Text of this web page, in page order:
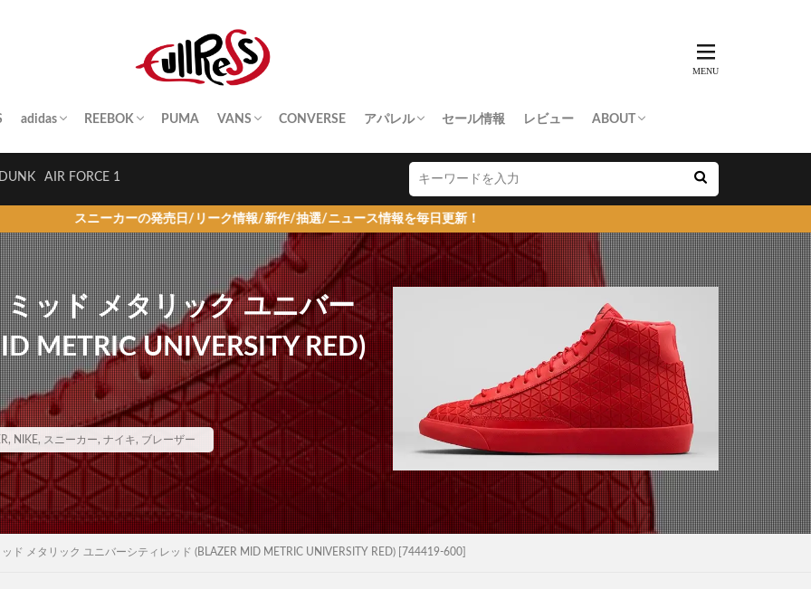
adidas REEBOK PUMA VANS CONVERSE アパレル セール情報 レビュー ABOUT
AIR FORCE 1
ーカーの発売日/リーク情報/新作/抽選/ニュース情報を毎日更新！
ッド メタリック ユニバー
METRIC UNIVERSITY RED)
, NIKE, スニーカー, ナイキ, ブレーザー
ド メタリック ユニバーシティレッド (BLAZER MID METRIC UNIVERSITY RED) [744419-600]